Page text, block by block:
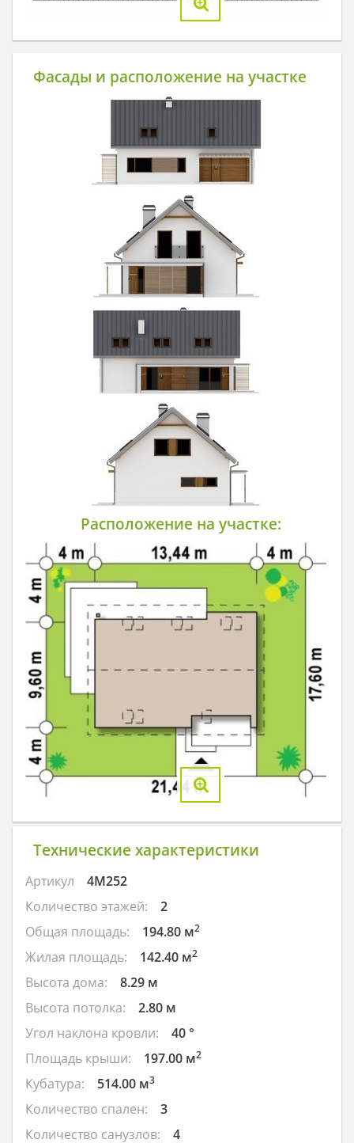
Фасады и расположение на участке
Расположение на участке:
Технические характеристики
Артикул
4M252
Количество этажей:
2
Общая площадь:
194.80 м2
Жилая площадь: 142.40 м2
Высота дома:
8.29 м
Высота потолка:
2.80 м
Угол наклона кровли:
40 °
Площадь крыши:
197.00 м2
Кубатура: 514.00 м3
Количество спален:
3
Количество санузлов:
4